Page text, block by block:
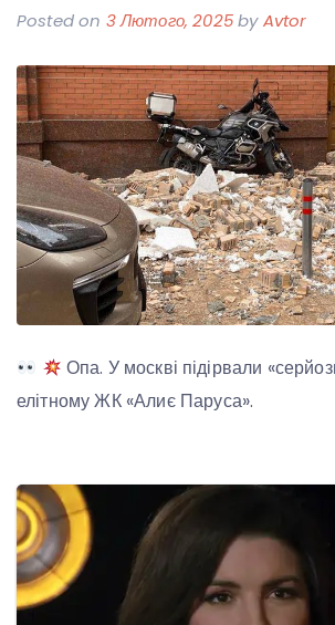
Posted on 3 Лютого, 2025byAvtor
Опа. У москві підірвали
елітному ЖК «Алиє Паруса».